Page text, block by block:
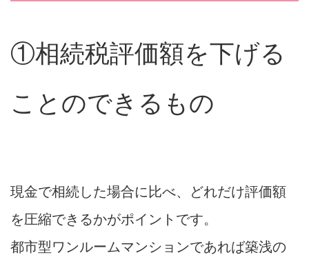
①相続税評価額を下げる
ことのできるもの
現金で相続した場合に比べ、どれだけ評価額
を圧縮できるかがポイントです。
都市型ワンルームマンションであれば築浅の